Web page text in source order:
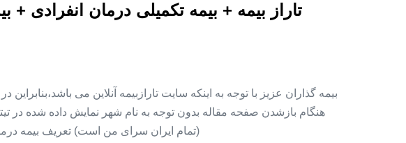
تاراز بیمه + بیمه تکمیلی درمان انفرادی +
بیمه گذاران عزیز با توجه به اینکه سایت تارازبیمه آنلاین می
هنگام بازشدن صفحه مقاله بدون توجه به نام شهر نمایش داده شده در
(تمام ایران سرای من است) تعریف بیمه